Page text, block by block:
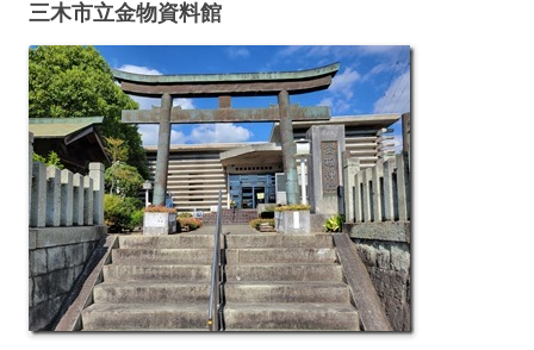
三木市立金物資料館